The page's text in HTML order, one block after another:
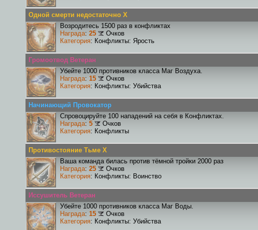
Одной смерти недостаточно X
Возродитесь 1500 раз в конфликтах
Награда: 25
Очков
Категория: Конфликты: Ярость
Громоотвод Ветеран
Убейте 1000 противников класса Маг Воздуха.
Награда: 15
Очков
Категория: Конфликты: Убийства
Начинающий Провокатор
Спровоцируйте 100 нападений на себя в Конфликтах.
Награда: 5
Очков
Категория: Конфликты
Противостояние Тьме X
Ваша команда билась против тёмной тройки 2000 раз
Награда: 25
Очков
Категория: Конфликты: Воинство
Иссушитель Ветеран
Убейте 1000 противников класса Маг Воды.
Награда: 15
Очков
Категория: Конфликты: Убийства